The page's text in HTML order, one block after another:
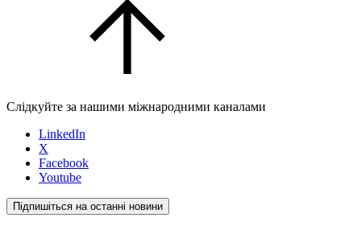
Слідкуйте за нашими міжнародними каналами
LinkedIn
X
Facebook
Youtube
Підпишіться на останні новини